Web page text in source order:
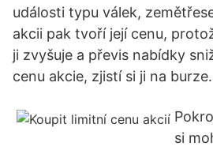
události typu válek,
akcii pak tvoří její cenu,
ji zvyšuje a převis nabídky
cenu akcie, zjistí si ji na burze.
si